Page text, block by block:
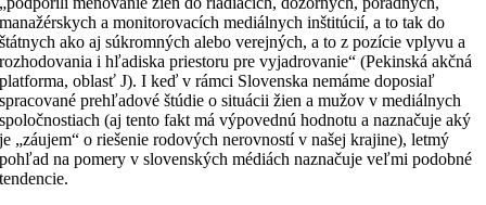
manažérskych a monitorovacích mediálnych inštitúcií, a to tak do
štátnych ako aj súkromných alebo verejných, a to z pozície vplyvu a
rozhodovania i hľadiska priestoru pre vyjadrovanie“ (Pekinská akčná
platforma, oblasť J). I keď v rámci Slovenska nemáme doposiaľ
spracované prehľadové štúdie o situácii žien a mužov v mediálnych
spoločnostiach (aj tento fakt má výpovednú hodnotu a naznačuje aký
je „záujem“ o riešenie rodových nerovností v našej krajine), letmý
pohľad na pomery v slovenských médiách naznačuje veľmi podobné
tendencie.